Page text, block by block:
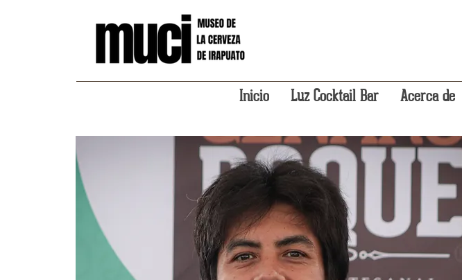
Inicio Luz Cocktail Bar Acerca de